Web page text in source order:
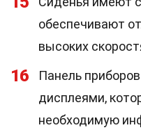
обеспечивают
высоких
16
Панель
дисплеями,
необходимую